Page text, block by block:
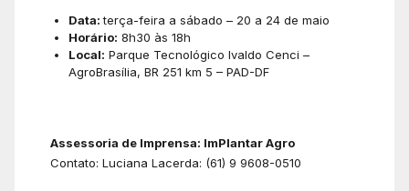
Data:terça-feira a sábado – 20 a 24 de maio
Horário: 8h30 às 18h
Local: Parque Tecnológico Ivaldo Cenci –
AgroBrasília, BR 251 km 5 – PAD-DF
Assessoria de Imprensa: ImPlantar Agro
Contato: Luciana Lacerda: (61) 9 9608-0510